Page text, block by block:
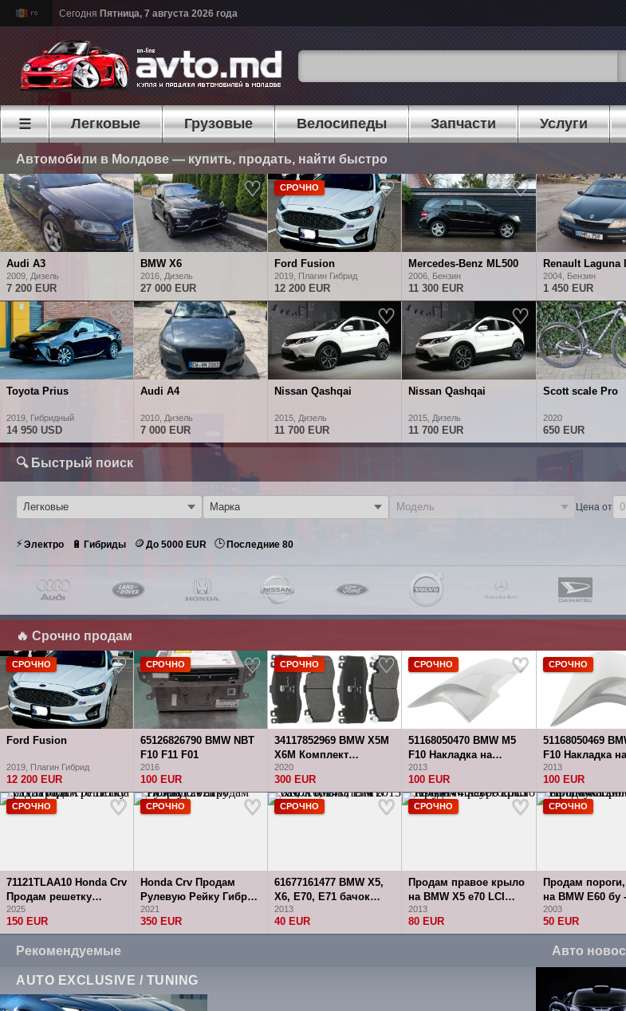
Сегодня Пятница, 7 августа 2026 года
☰ Легковые Грузовые Велосипеды Запчасти Услуги
Автомобили в Молдове — купить, продать, найти
Автомобили в Молдове — купить, продать, найти быстро
Audi A3
2009, Дизель
7 200 EUR
BMW X6
2016, Дизель
27 000 EUR
Ford Fusion
2019, Плагин Гибрид
12 200 EUR
СРОЧНО
Mercedes-Benz ML500
2006, Бензин
11 300 EUR
Renault Laguna II
2004, Бензин
1 450 EUR
Toyota Prius
2019, Гибридный
14 950 USD
Audi A4
2010, Дизель
7 000 EUR
Nissan Qashqai
2015, Дизель
11 700 EUR
Nissan Qashqai
2015, Дизель
11 700 EUR
Scott scale Pro
2020
650 EUR
🔍 Быстрый поиск
Цена от
⚡Электро 🔋 Гибриды 🪙 До 5000 EUR 🕒 Последние 80
🔥 Срочно продам
Ford Fusion
2019, Плагин Гибрид
12 200 EUR
СРОЧНО
65126826790 BMW NBT
F10 F11 F01
2016
100 EUR
СРОЧНО
34117852969 BMW X5M
X6M Комплект
тормозных колодок
2015-2018
2020
300 EUR
СРОЧНО
51168050470 BMW M5
F10 Накладка на
переднее правое
боковое зеркало
2013
100 EUR
СРОЧНО
51168050469
F10 Накладка на
переднее левое
боковое зеркало
2013
100 EUR
СРОЧНО
71121TLAA10 Honda Crv
Продам решетку
радиатора
2025
150 EUR
СРОЧНО
Honda Crv Продам
Рулевую Рейку Гибрид
2021
2021
350 EUR
СРОЧНО
61677161477 BMW X5,
X6, E70, E71 бачок
омывателя 2013
2013
40 EUR
СРОЧНО
Продам правое крыло
на BMW X5 e70 LCI
restyle - 40 еуро 2013 г.
2013
80 EUR
СРОЧНО
Продам пороги,
на BMW Е60 бу
штука 2003
2003
50 EUR
СРОЧНО
Рекомендуемые
AUTO EXCLUSIVE / TUNING
Авто